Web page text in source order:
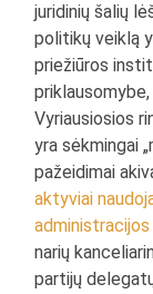
juridinių šalių
politikų veiklą
priežiūros
Vyriausiosios
yra sėkmingai
pažeidimai
aktyviai
narių
partijų